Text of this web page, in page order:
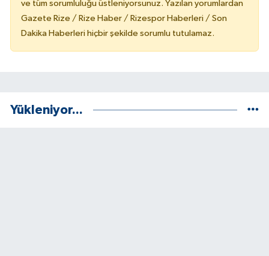
ve tüm sorumluluğu üstleniyorsunuz. Yazılan yorumlardan
Gazete Rize / Rize Haber / Rizespor Haberleri / Son
Dakika Haberleri hiçbir şekilde sorumlu tutulamaz.
Yükleniyor...